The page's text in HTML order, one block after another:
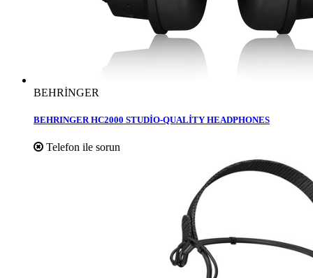
BEHRİNGER
BEHRINGER HC2000 STUDİO-QUALİTY HEADPHONES
Telefon ile sorun